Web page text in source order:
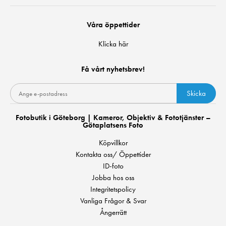
Våra öppettider
Klicka här
Få vårt nyhetsbrev!
Skicka
Fotobutik i Göteborg | Kameror, Objektiv & Fototjänster –
Götaplatsens Foto
Köpvillkor
Kontakta oss/ Öppettider
ID-foto
Jobba hos oss
Integritetspolicy
Vanliga Frågor & Svar
Ångerrätt